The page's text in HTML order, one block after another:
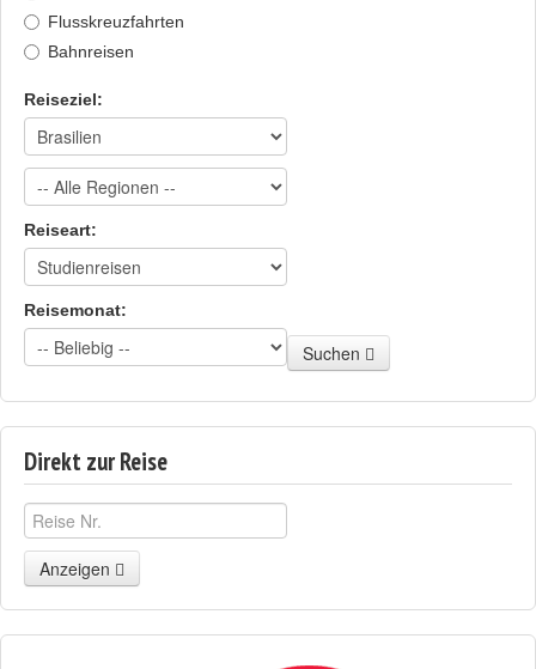
Flusskreuzfahrten
Bahnreisen
Reiseziel:
Reiseart:
Reisemonat:
Suchen
Direkt zur Reise
Anzeigen